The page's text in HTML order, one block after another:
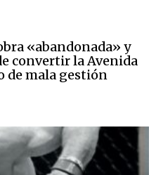
«abandonada» y
convertir la Avenida
de mala gestión